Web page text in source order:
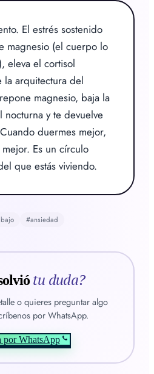
El estrés sostenido
magnesio (el cuerpo lo
eleva el cortisol
la arquitectura del
magnesio, baja la
y te devuelve
duermes mejor,
Es un círculo
que estás viviendo.
#ansiedad
tu duda?
o quieres preguntar algo
por WhatsApp.
por WhatsApp